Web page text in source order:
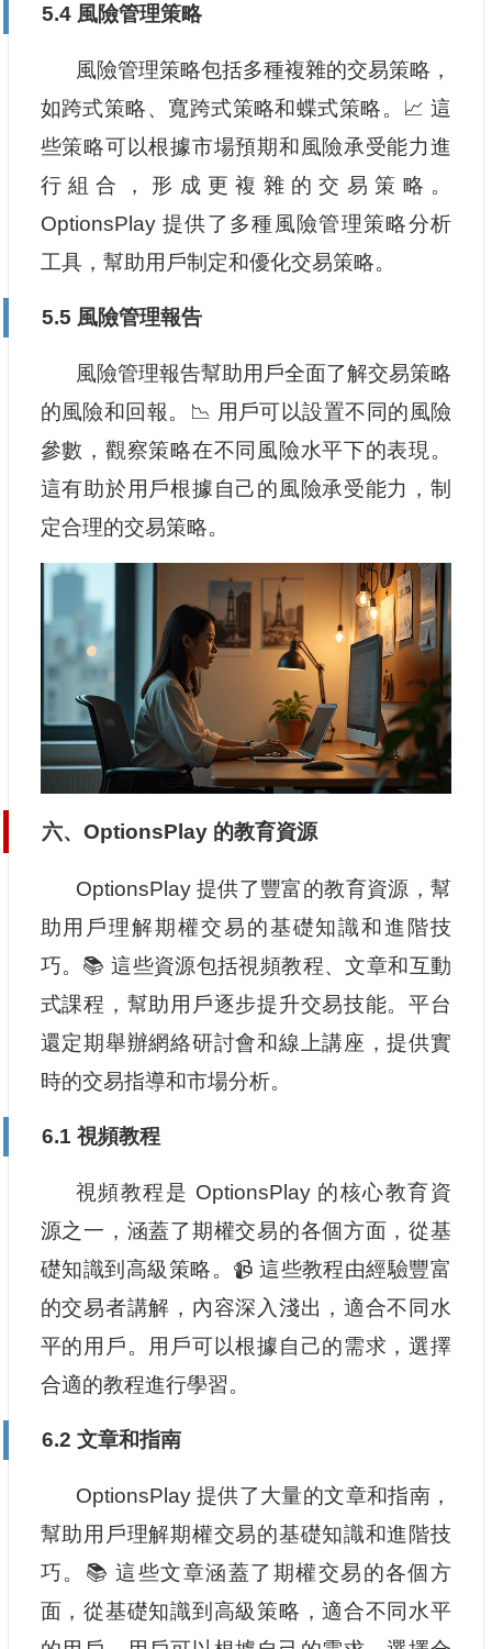
5.4 風險管理策略
風險管理策略包括多種複雜的交易策略，
如跨式策略、寬跨式策略和蝶式策略。📈 這
些策略可以根據市場預期和風險承受能力進
行組合，形成更複雜的交易策略。
OptionsPlay 提供了多種風險管理策略分析
工具，幫助用戶制定和優化交易策略。
5.5 風險管理報告
風險管理報告幫助用戶全面了解交易策略
的風險和回報。📉 用戶可以設置不同的風險
參數，觀察策略在不同風險水平下的表現。
這有助於用戶根據自己的風險承受能力，制
定合理的交易策略。
六、OptionsPlay 的教育資源
OptionsPlay 提供了豐富的教育資源，幫
助用戶理解期權交易的基礎知識和進階技
巧。📚 這些資源包括視頻教程、文章和互動
式課程，幫助用戶逐步提升交易技能。平台
還定期舉辦網絡研討會和線上講座，提供實
時的交易指導和市場分析。
6.1 視頻教程
視頻教程是 OptionsPlay 的核心教育資
源之一，涵蓋了期權交易的各個方面，從基
礎知識到高級策略。📹 這些教程由經驗豐富
的交易者講解，內容深入淺出，適合不同水
平的用戶。用戶可以根據自己的需求，選擇
合適的教程進行學習。
6.2 文章和指南
OptionsPlay 提供了大量的文章和指南，
幫助用戶理解期權交易的基礎知識和進階技
巧。📚 這些文章涵蓋了期權交易的各個方
面，從基礎知識到高級策略，適合不同水平